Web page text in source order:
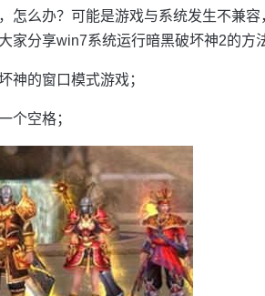
怎么办？可能是游戏与系统发生不兼
家分享win7系统运行暗黑破坏神2的方
神的窗口模式游戏；
个空格；